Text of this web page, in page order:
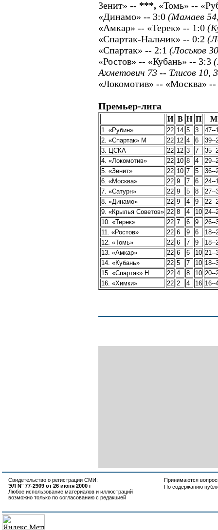
Зенит» -- ***, «Томь» --
«Динамо» -- 3:0 (Мамаев
«Амкар» -- «Терек» -- 1:0
«Спартак-Нальчик» -- 0:2
«Спартак» -- 2:1 (Лоськов
«Ростов» -- «Кубань» -- 3:3
Ахметович 73 -- Тлисов 10,
«Локомотив» -- «Москва»
Премьер-лига
И В Н П М
1. «Рубин» 22 14 5 3
47--
2. «Спартак» М
22 12 4 6
39--
3. ЦСКА
22 12 3 7
35--
4. «Локомотив»
22 10 8 4
29--
5. «Зенит»
22 10 7 5
36--
6. «Москва»
22 9 7 6
24--
7. «Сатурн»
22 9 5 8
27--
8. «Динамо»
22 9 4 9
22--
9. «Крылья Советов» 22 8 4 10 24--
10. «Терек»
22 7 6 9
26--
11. «Ростов»
22 6 9 6
18--
12. «Томь»
22 6 7 9
18--
13. «Амкар»
22 6 6 10 21--
14. «Кубань»
22 5 7 10 18--
15. «Спартак» Н
22 4 8 10 20--
16. «Химки»
22 2 4 16 16--
Свидетельство о регистрации СМИ:
ЭЛ N° 77-2909 от 26 июня 2000 г
Любое использование материалов и иллюстраций
возможно только по согласованию с редакцией
Принимаются
По содержанию